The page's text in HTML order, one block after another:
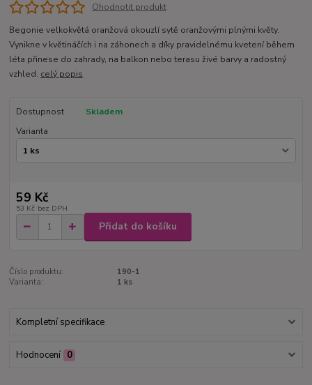
Ohodnotit produkt
Begonie velkokvětá oranžová okouzlí sytě oranžovými plnými květy.
Vynikne v květináčích i na záhonech a díky pravidelnému kvetení během
léta přinese do zahrady, na balkon nebo terasu živé barvy a radostný
vzhled. celý popis
Dostupnost
Skladem
Varianta
59 Kč
53 Kč bez DPH
Přidat do košíku
Číslo produktu:
190-1
Varianta:
1 ks
Kompletní specifikace
Hodnocení 0